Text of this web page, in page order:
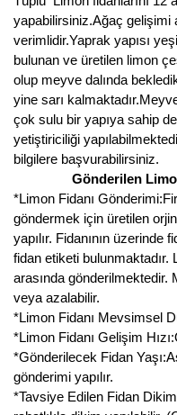
yapabilirsiniz.Ağaç gelişimi
verimlidir.Yaprak yapısı
bulunan ve üretilen limon
olup meyve dalında
yine sarı
çok sulu bir yapıya sahip
yetiştiriciliği
bilgilere başvurabilirsiniz.
Gönderilen
*Limon Fidanı
göndermek için üretilen
yapılır. Fidanının üzerinde
fidan etiketi bulunmaktadır.
arasında gönderilmektedir.
veya azalabilir.
*Limon Fidanı Mevsimsel
*Limon Fidanı Gelişim
*Gönderilecek Fidan
gönderimi yapılır.
*Tavsiye Edilen Fidan
Goji Berry Fidanı
Hünnap Fidanı
İncir Fidanı
Kapari Gebre Otu Fidanı
Kayısı Fidanı
Keçiboynuzu Fidanı
Kestane Fidanı
Kiraz Fidanı
Kivi Fidanı
Kızılcık Fidanı